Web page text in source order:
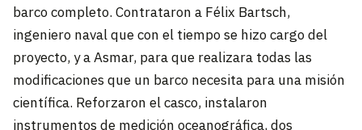
barco completo. Contrataron a Félix Bartsch,
ingeniero naval que con el tiempo se hizo cargo del
proyecto, y a Asmar, para que realizara todas las
modificaciones que un barco necesita para una misión
científica. Reforzaron el casco, instalaron
instrumentos de medición oceanográfica, dos